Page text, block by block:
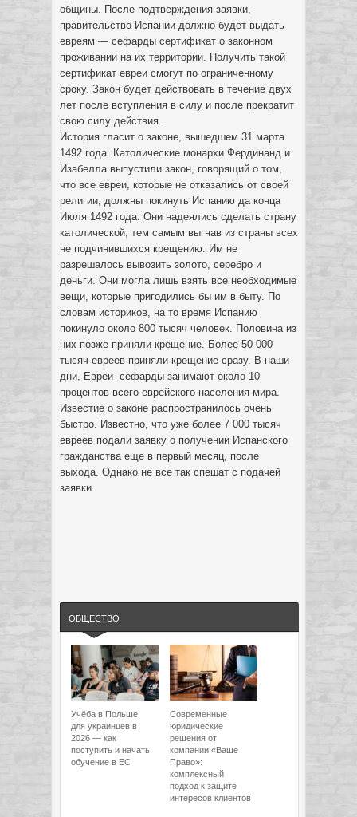
общины. После подтверждения заявки,
правительство Испании должно будет выдать
евреям — сефарды сертификат о законном
проживании на их территории. Получить такой
сертификат евреи смогут по ограниченному
сроку. Закон будет действовать в течение двух
лет после вступления в силу и после прекратит
свою силу действия.
История гласит о законе, вышедшем 31 марта
1492 года. Католические монархи Фердинанд и
Изабелла выпустили закон, говорящий о том,
что все евреи, которые не отказались от своей
религии, должны покинуть Испанию да конца
Июля 1492 года. Они надеялись сделать страну
католической, тем самым выгнав из страны всех
не подчинившихся крещению. Им не
разрешалось вывозить золото, серебро и
деньги. Они могла лишь взять все необходимые
вещи, которые пригодились бы им в быту. По
словам историков, на то время Испанию
покинуло около 800 тысяч человек. Половина из
них позже приняли крещение. Более 50 000
тысяч евреев приняли крещение сразу. В наши
дни, Евреи- сефарды занимают около 10
процентов всего еврейского населения мира.
Известие о законе распространилось очень
быстро. Известно, что уже более 7 000 тысяч
евреев подали заявку о получении Испанского
гражданства еще в первый месяц, после
выхода. Однако не все так спешат с подачей
заявки.
ОБЩЕСТВО
Учёба в Польше
для украинцев в
2026 — как
поступить и начать
обучение в ЕС
Современные
юридические
решения от
компании «Ваше
Право»:
комплексный
подход к защите
интересов клиентов